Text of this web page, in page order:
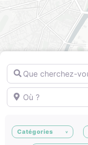
Que cherchez-vous ?
Où ?
Catégories